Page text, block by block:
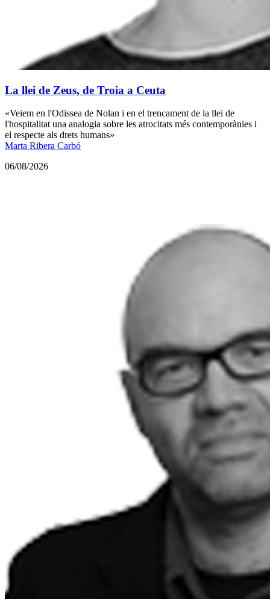
La llei de Zeus, de Troia a Ceuta
«Veiem en l'Odissea de Nolan i en el trencament de la llei de
l'hospitalitat una analogia sobre les atrocitats més contemporànies i
el respecte als drets humans»
Marta Ribera Carbó
06/08/2026